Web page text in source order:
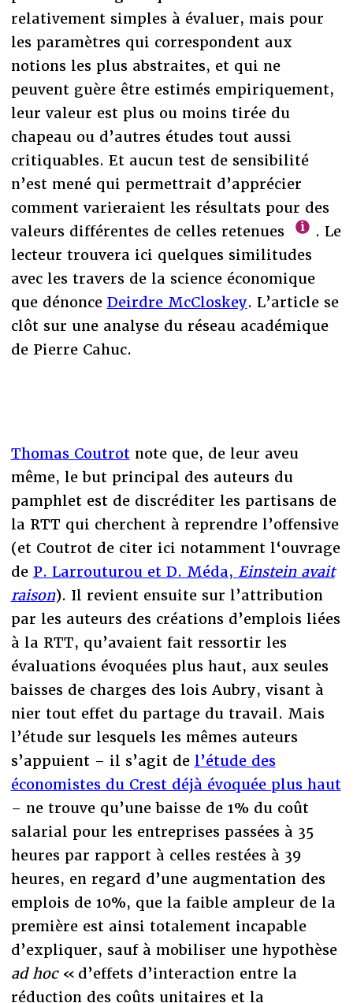
relativement simples à évaluer, mais pour
les paramètres qui correspondent aux
notions les plus abstraites, et qui ne
peuvent guère être estimés empiriquement,
leur valeur est plus ou moins tirée du
chapeau ou d’autres études tout aussi
critiquables. Et aucun test de sensibilité
n’est mené qui permettrait d’apprécier
comment varieraient les résultats pour des
valeurs différentes de celles retenues
. Le
lecteur trouvera ici quelques similitudes
avec les travers de la science économique
que dénonce Deirdre McCloskey. L’article se
clôt sur une analyse du réseau académique
de Pierre Cahuc.
Thomas Coutrotnote que, de leur aveu
même, le but principal des auteurs du
pamphlet est de discréditer les partisans de
la RTT qui cherchent à reprendre l’offensive
(et Coutrot de citer ici notamment l‘ouvrage
de P. Larrouturou et D. Méda, Einstein avait
raison). Il revient ensuite sur l’attribution
par les auteurs des créations d’emplois liées
à la RTT, qu’avaient fait ressortir les
évaluations évoquées plus haut, aux seules
baisses de charges des lois Aubry, visant à
nier tout effet du partage du travail. Mais
l’étude sur lesquels les mêmes auteurs
s’appuient – il s’agit de l’étude des
économistes du Crest déjà évoquée plus haut
– ne trouve qu’une baisse de 1% du coût
salarial pour les entreprises passées à 35
heures par rapport à celles restées à 39
heures, en regard d’une augmentation des
emplois de 10%, que la faible ampleur de la
première est ainsi totalement incapable
d’expliquer, sauf à mobiliser une hypothèse
ad hoc« d’effets d’interaction entre la
réduction des coûts unitaires et la